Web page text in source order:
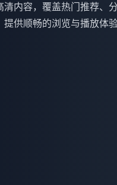
清内容，覆盖热门推荐、
供顺畅的浏览与播放体验